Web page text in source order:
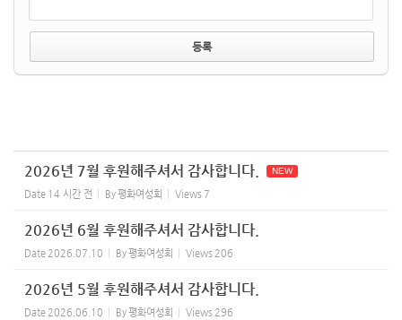
2026년 7월 후원해주셔서 감사합니다. NEW
Date 14 시간 전 By평화여성회 Views 7
2026년 6월 후원해주셔서 감사합니다.
Date 2026.07.10 By평화여성회 Views 206
2026년 5월 후원해주셔서 감사합니다.
Date 2026.06.10 By평화여성회 Views 296